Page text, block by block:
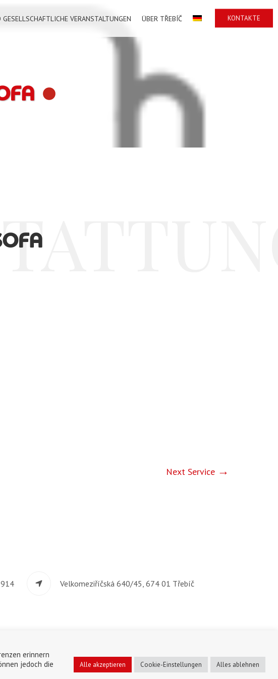
VERANSTALTUNGEN ÜBER TŘEBÍČ KONTAKTE
Next Service
Velkomeziříčská 640/45, 674 01 Třebíč
erinnern
jedoch die
Alle akzeptieren Cookie-Einstellungen Alles ablehnen